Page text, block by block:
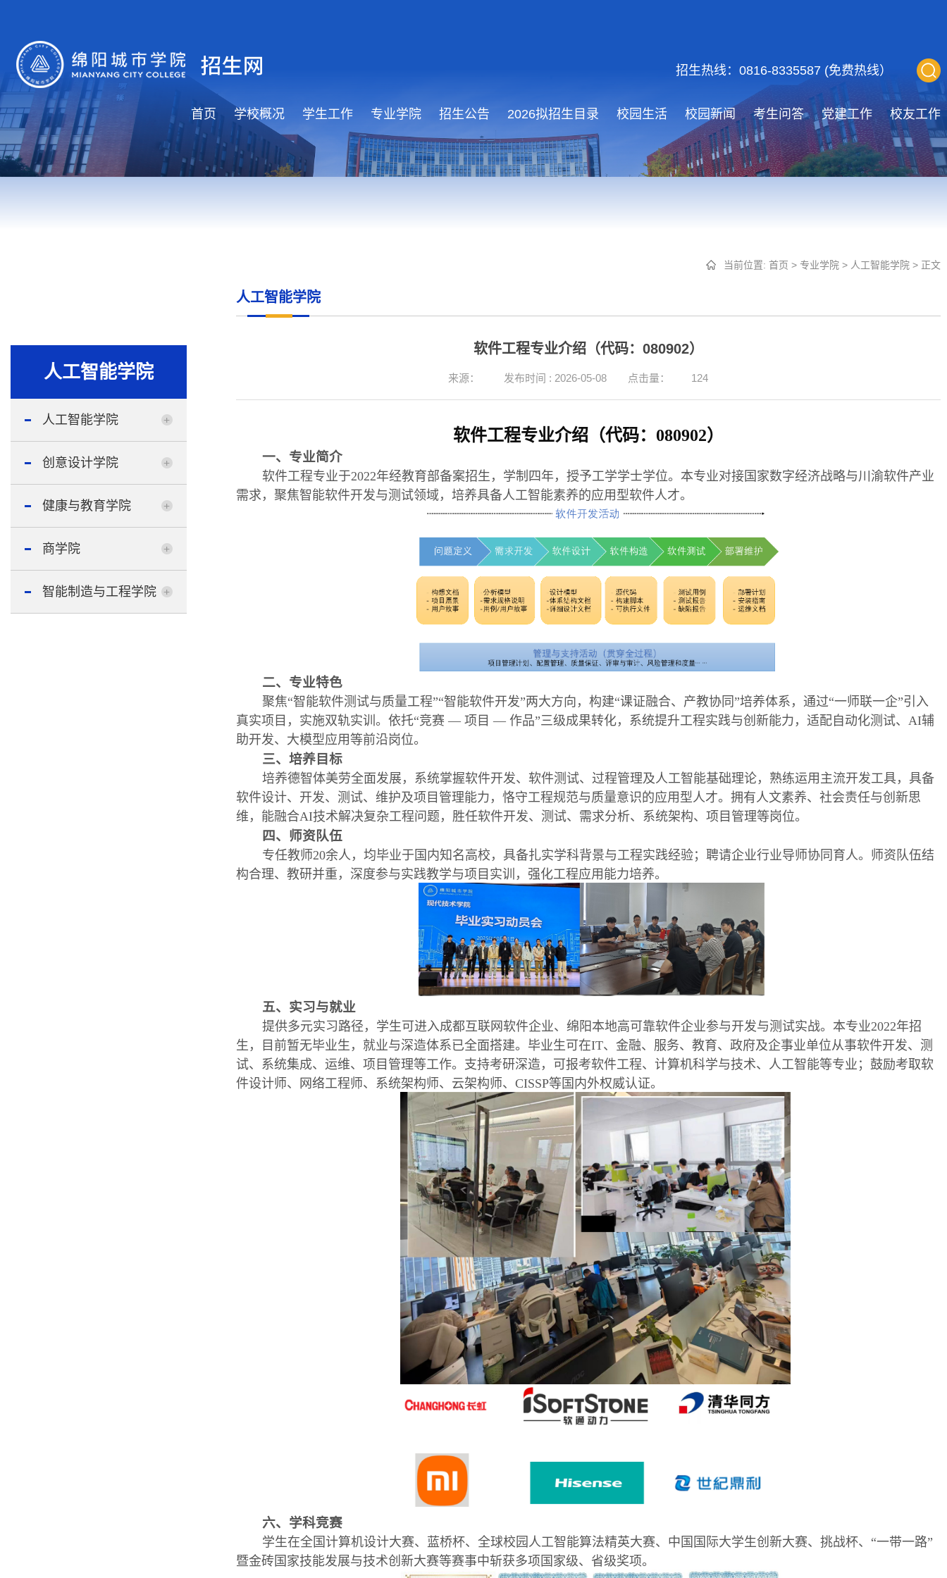
招生热线：0816-8335587 (免费热线）
首页 学校概况 学生工作 专业学院 招生公告 2026拟招生目录 校园生活 校园新闻 考生问答 党建工作 校友工作
人工智能学院
人工智能学院
创意设计学院
健康与教育学院
商学院
智能制造与工程学院
人工智能学院
当前位置: 首页 > 专业学院 > 人工智能学院 > 正文
软件工程专业介绍（代码：080902）
来源： 发布时间 : 2026-05-08 点击量： 124
软件工程专业介绍（代码：080902）
一、专业简介
软件工程专业于2022年经教育部备案招生，学制四年，授予工学学士学位。本专业对接国家数字经济战略与川渝软件产业
需求，聚焦智能软件开发与测试领域，培养具备人工智能素养的应用型软件人才。
二、专业特色
聚焦“智能软件测试与质量工程”“智能软件开发”两大方向，构建“课证融合、产教协同”培养体系，通过“一师联一企”引入
真实项目，实施双轨实训。依托“竞赛 — 项目 — 作品”三级成果转化，系统提升工程实践与创新能力，适配自动化测试、AI辅
助开发、大模型应用等前沿岗位。
三、培养目标
培养德智体美劳全面发展，系统掌握软件开发、软件测试、过程管理及人工智能基础理论，熟练运用主流开发工具，具备
软件设计、开发、测试、维护及项目管理能力，恪守工程规范与质量意识的应用型人才。拥有人文素养、社会责任与创新思
维，能融合AI技术解决复杂工程问题，胜任软件开发、测试、需求分析、系统架构、项目管理等岗位。
四、师资队伍
专任教师20余人，均毕业于国内知名高校，具备扎实学科背景与工程实践经验；聘请企业行业导师协同育人。师资队伍结
构合理、教研并重，深度参与实践教学与项目实训，强化工程应用能力培养。
五、实习与就业
提供多元实习路径，学生可进入成都互联网软件企业、绵阳本地高可靠软件企业参与开发与测试实战。本专业2022年招
生，目前暂无毕业生，就业与深造体系已全面搭建。毕业生可在IT、金融、服务、教育、政府及企事业单位从事软件开发、测
试、系统集成、运维、项目管理等工作。支持考研深造，可报考软件工程、计算机科学与技术、人工智能等专业；鼓励考取软
件设计师、网络工程师、系统架构师、云架构师、CISSP等国内外权威认证。
六、学科竞赛
学生在全国计算机设计大赛、蓝桥杯、全球校园人工智能算法精英大赛、中国国际大学生创新大赛、挑战杯、“一带一路”
暨金砖国家技能发展与技术创新大赛等赛事中斩获多项国家级、省级奖项。